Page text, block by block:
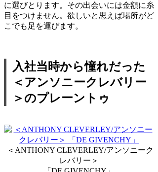
に選びとります。その出会いには金額に糸
目をつけません。欲しいと思えば場所がど
こでも足を運びます。
入社当時から憧れだった
＜アンソニークレバリー
＞のプレーントゥ
＜ANTHONY CLEVERLEY/アンソニーク
レバリー＞